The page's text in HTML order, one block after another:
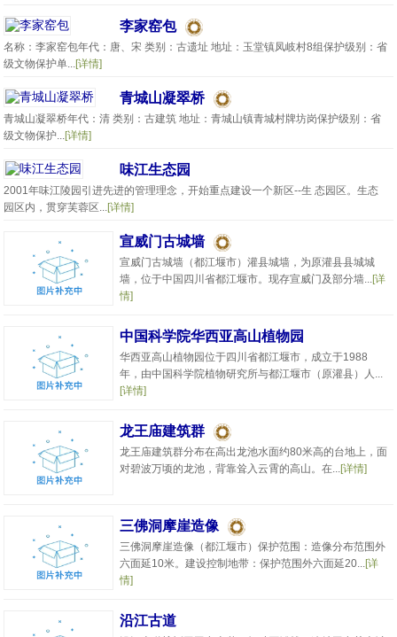
李家窑包
名称：李家窑包年代：唐、宋 类别：古遗址 地址：玉堂镇凤岐村8组保护级别：省
级文物保护单...[详情]
青城山凝翠桥
青城山凝翠桥年代：清 类别：古建筑 地址：青城山镇青城村牌坊岗保护级别：省
级文物保护...[详情]
味江生态园
2001年味江陵园引进先进的管理理念，开始重点建设一个新区--生 态园区。生态
园区内，贯穿芙蓉区...[详情]
宣威门古城墙
宣威门古城墙（都江堰市）灌县城墙，为原灌县县城城
墙，位于中国四川省都江堰市。现存宣威门及部分墙...[详
情]
中国科学院华西亚高山植物园
华西亚高山植物园位于四川省都江堰市，成立于1988
年，由中国科学院植物研究所与都江堰市（原灌县）人...
[详情]
龙王庙建筑群
龙王庙建筑群分布在高出龙池水面约80米高的台地上，面
对碧波万顷的龙池，背靠耸入云霄的高山。在...[详情]
三佛洞摩崖造像
三佛洞摩崖造像（都江堰市）保护范围：造像分布范围外
六面延10米。建设控制地带：保护范围外六面延20...[详
情]
沿江古道